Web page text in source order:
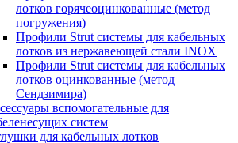
лотков горячеоцинкованные (метод
погружения)
Профили Strut системы для кабельных
лотков из нержавеющей стали INOX
Профили Strut системы для кабельных
лотков оцинкованные (метод
Сендзимира)
вспомогательные для
систем
для кабельных лотков